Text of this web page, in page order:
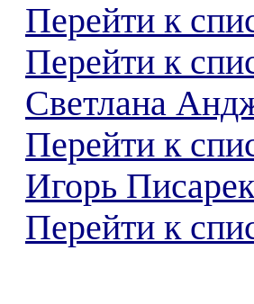
Перейти к
Перейти к
Светлана
Перейти к
Игорь
Перейти к